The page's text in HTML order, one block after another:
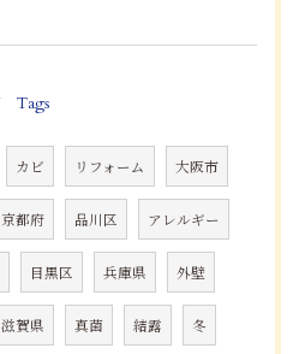
Tags
カビ リフォーム 大阪市
京都府 品川区 アレルギー
目黒区 兵庫県 外壁
滋賀県 真菌 結露 冬